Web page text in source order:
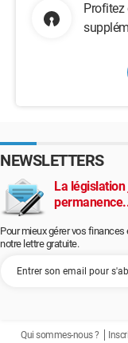
Profitez
NEWSLETTERS
La
Pour mieux gérer vos
notre lettre gratuite.
Qui sommes-nous ?